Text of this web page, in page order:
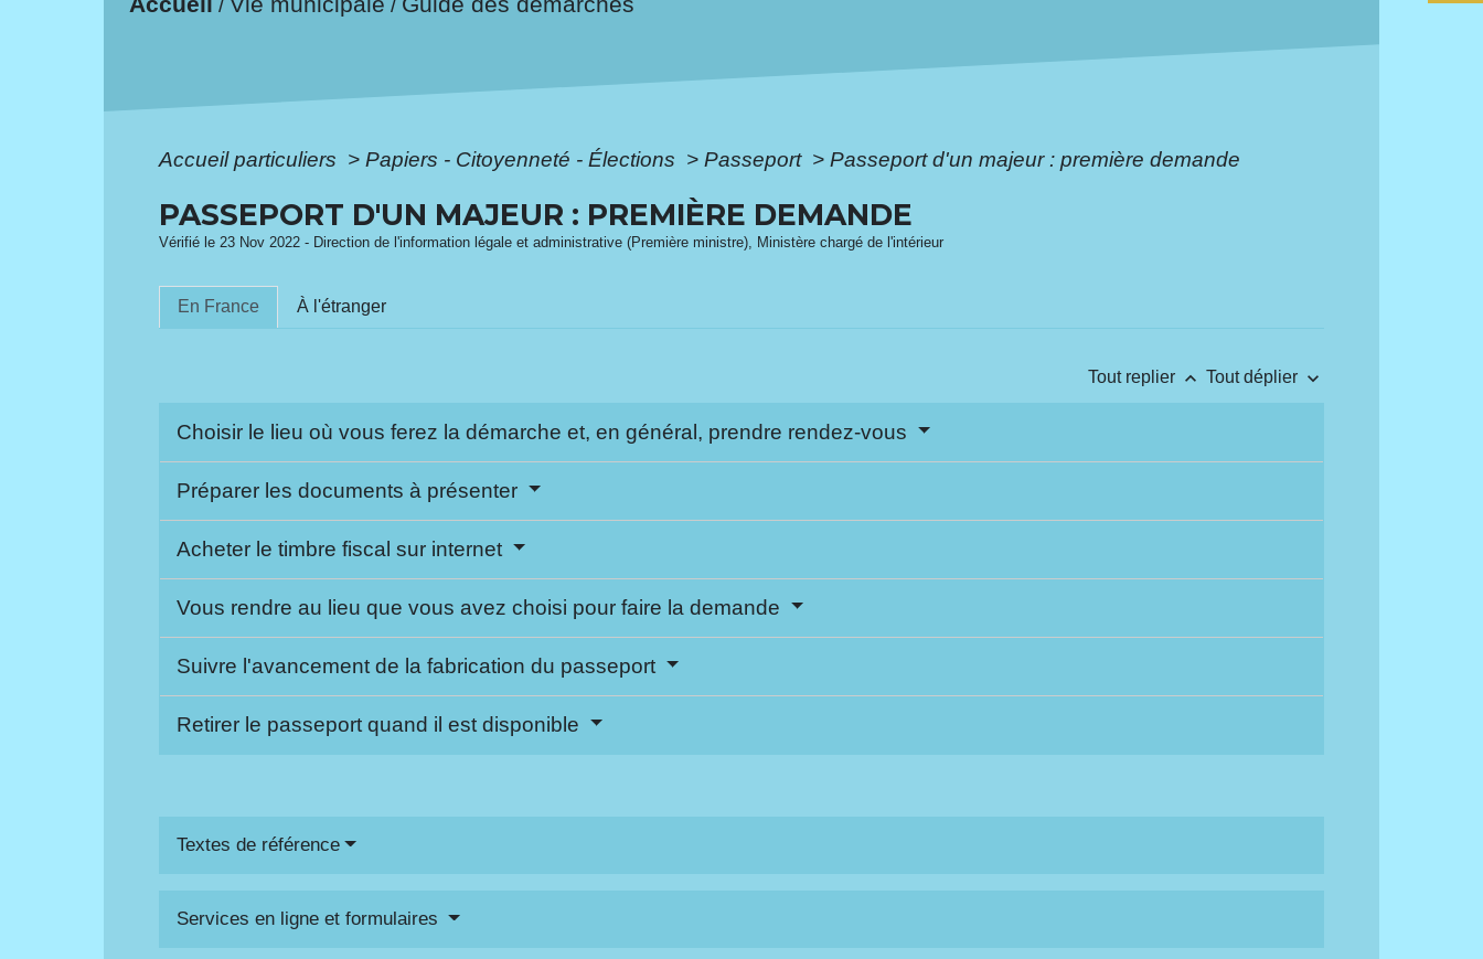
/ /
Accueil particuliers > Papiers - Citoyenneté - Élections > Passeport > Passeport d'un majeur : première demande
PASSEPORT D'UN MAJEUR : PREMIÈRE DEMANDE
Vérifié le 23 Nov 2022 - Direction de l'information légale et administrative (Première ministre), Ministère chargé de l'intérieur
En France À l'étranger
Tout replier keyboard_arrow_up Tout déplier keyboard_arrow_down
Choisir le lieu où vous ferez la démarche et, en général, prendre rendez-vous
Préparer les documents à présenter
Acheter le timbre fiscal sur internet
Vous rendre au lieu que vous avez choisi pour faire la demande
Suivre l'avancement de la fabrication du passeport
Retirer le passeport quand il est disponible
Textes de référence
Services en ligne et formulaires